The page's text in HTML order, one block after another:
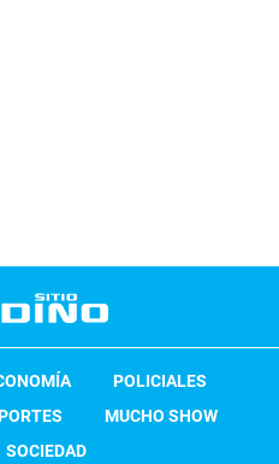
POLICIALES
MUCHO SHOW
SOCIEDAD